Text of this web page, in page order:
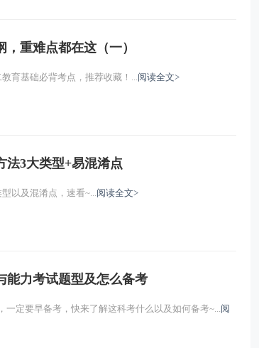
重难点都在这（一）
育基础必背考点，推荐收藏！...阅读全文>
法3大类型+易混淆点
以及混淆点，速看~...阅读全文>
能力考试题型及怎么备考
定要早备考，快来了解这科考什么以及如何备考~...阅